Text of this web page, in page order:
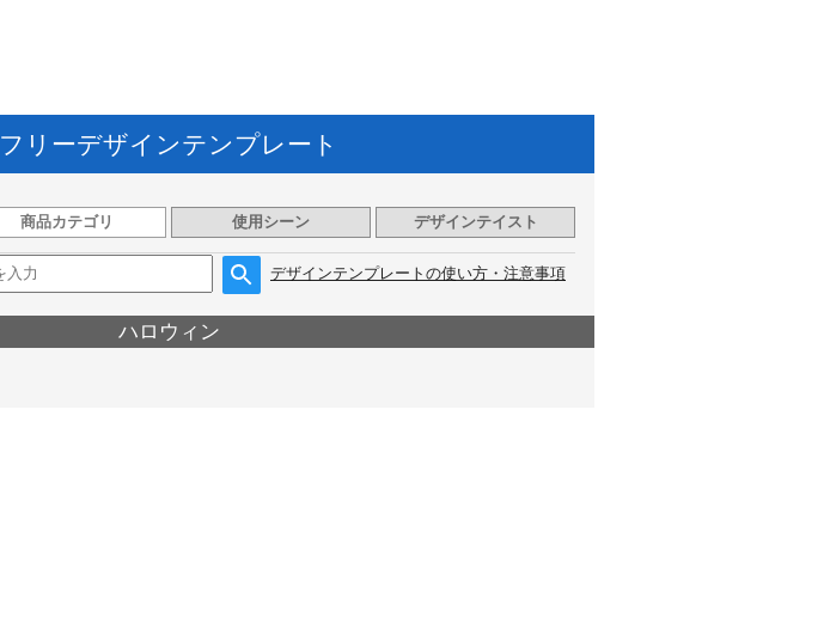
フリーデザインテンプレート
商品カテゴリ 使用シーン デザインテイスト
デザインテンプレートの使い方・注意事項
ハロウィン